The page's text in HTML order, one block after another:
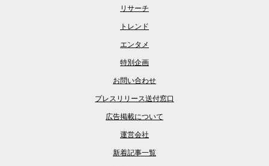
リサーチ
トレンド
エンタメ
特別企画
お問い合わせ
プレスリリース送付窓口
広告掲載について
運営会社
新着記事一覧